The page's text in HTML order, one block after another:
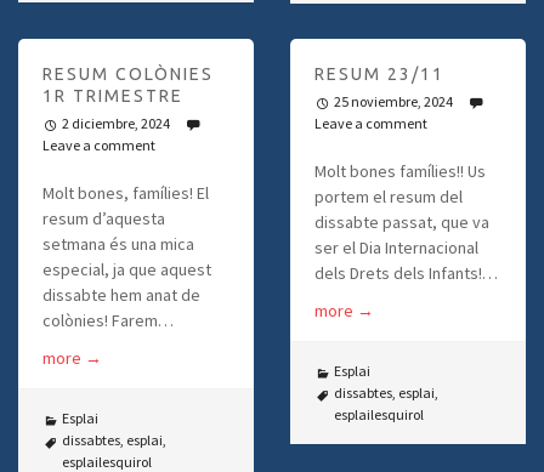
RESUM COLÒNIES
1R TRIMESTRE
2 diciembre, 2024
Leave a comment
Molt bones, famílies! El
resum d’aquesta
setmana és una mica
especial, ja que aquest
dissabte hem anat de
colònies! Farem…
more →
Esplai
dissabtes, esplai,
esplailesquirol
RESUM 23/11
25 noviembre, 2024
Leave a comment
Molt bones famílies!! Us
portem el resum del
dissabte passat, que va
ser el Dia Internacional
dels Drets dels Infants!…
more →
Esplai
dissabtes, esplai,
esplailesquirol